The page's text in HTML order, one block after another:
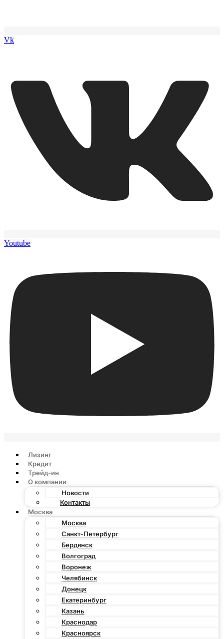
Vk
Youtube
Лизинг
Кредит
Трейд-ин
О компании
Новости
Контакты
Москва
Москва
Санкт-Петербург
Бердянск
Волгоград
Воронеж
Челябинск
Донецк
Екатеринбург
Казань
Краснодар
Красноярск